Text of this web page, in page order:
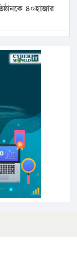
৪০হাজার
প্রস্তাব পিডিবির
যুক্তরাষ্ট্রে